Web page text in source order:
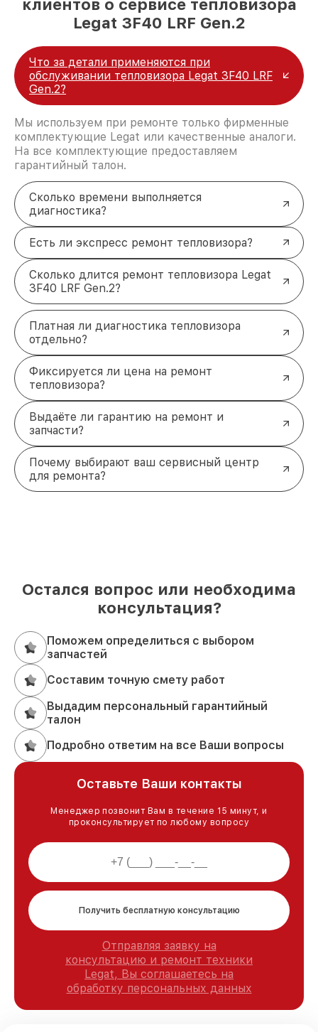
клиентов о сервисе тепловизора
Legat 3F40 LRF Gen.2
Что за детали применяются при
обслуживании тепловизора Legat 3F40 LRF
Gen.2?
Мы используем при ремонте только фирменные
комплектующие Legat или качественные аналоги.
На все комплектующие предоставляем
гарантийный талон.
Сколько времени выполняется
диагностика?
Есть ли экспресс ремонт тепловизора?
Сколько длится ремонт тепловизора Legat
3F40 LRF Gen.2?
Платная ли диагностика тепловизора
отдельно?
Фиксируется ли цена на ремонт
тепловизора?
Выдаёте ли гарантию на ремонт и
запчасти?
Почему выбирают ваш сервисный центр
для ремонта?
Остался вопрос или необходима
консультация?
Поможем определиться с выбором
запчастей
Составим точную смету работ
Выдадим персональный гарантийный
талон
Подробно ответим на все Ваши вопросы
Оставьте Ваши контакты
Менеджер позвонит Вам в течение 15 минут, и
проконсультирует по любому вопросу
Получить бесплатную консультацию
Отправляя заявку на
консультацию и ремонт техники
Legat, Вы соглашаетесь на
обработку персональных данных